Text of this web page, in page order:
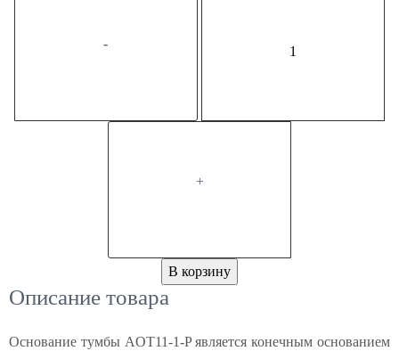
-
+
В корзину
Описание товара
Основание тумбы AOT11-1-P является конечным основанием